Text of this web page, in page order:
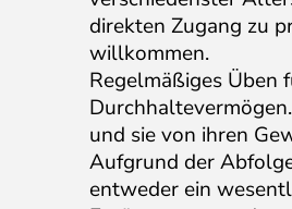
direkten Zugang zu
willkommen.
Regelmäßiges Üben
und sie von ihren
Aufgrund der
entweder ein